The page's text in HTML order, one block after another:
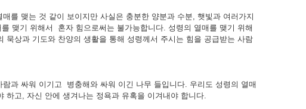
맺는 것 같이 보이지만 사실은 충분한 양분과 수분, 햇빛과 여러가지
맺기 위해서 혼자 힘으로써는 불가능합니다. 성령의 열매를 맺기 위해
상과 기도와 찬양의 생활을 통해 성령께서 주시는 힘을 공급받는 사람
싸워 이기고 병충해와 싸워 이긴 나무 들입니다. 우리도 성령의 열매
하고, 자신 안에 생겨나는 정욕과 유혹을 이겨내야 합니다.